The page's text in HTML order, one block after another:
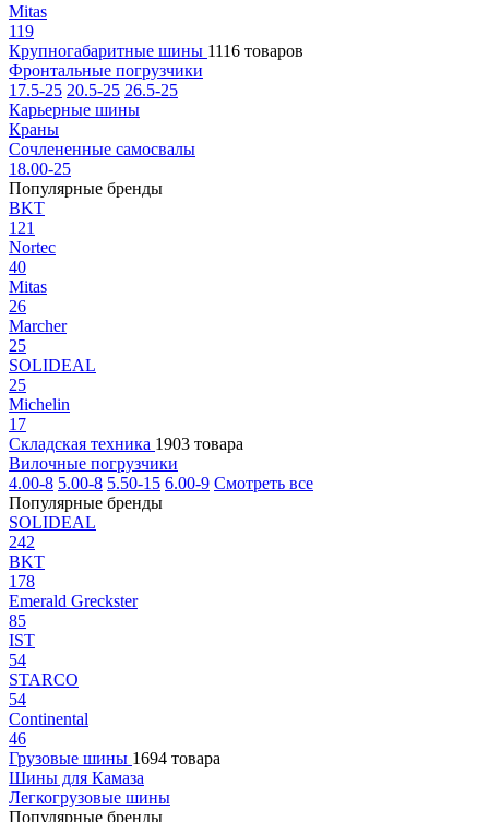
Mitas
119
Крупногабаритные шины 1116 товаров
Фронтальные погрузчики
17.5-25 20.5-25 26.5-25
Карьерные шины
Краны
Сочлененные самосвалы
18.00-25
Популярные бренды
BKT
121
Nortec
40
Mitas
26
Marcher
25
SOLIDEAL
25
Michelin
17
Складская техника 1903 товара
Вилочные погрузчики
4.00-8 5.00-8 5.50-15 6.00-9 Смотреть все
Популярные бренды
SOLIDEAL
242
BKT
178
Emerald Greckster
85
IST
54
STARCO
54
Continental
46
Грузовые шины 1694 товара
Шины для Камаза
Легкогрузовые шины
Популярные бренды